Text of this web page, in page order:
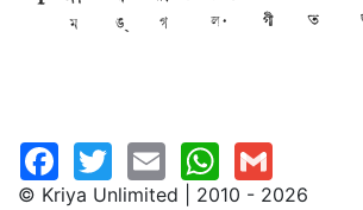
© Kriya Unlimited | 2010 - 2026